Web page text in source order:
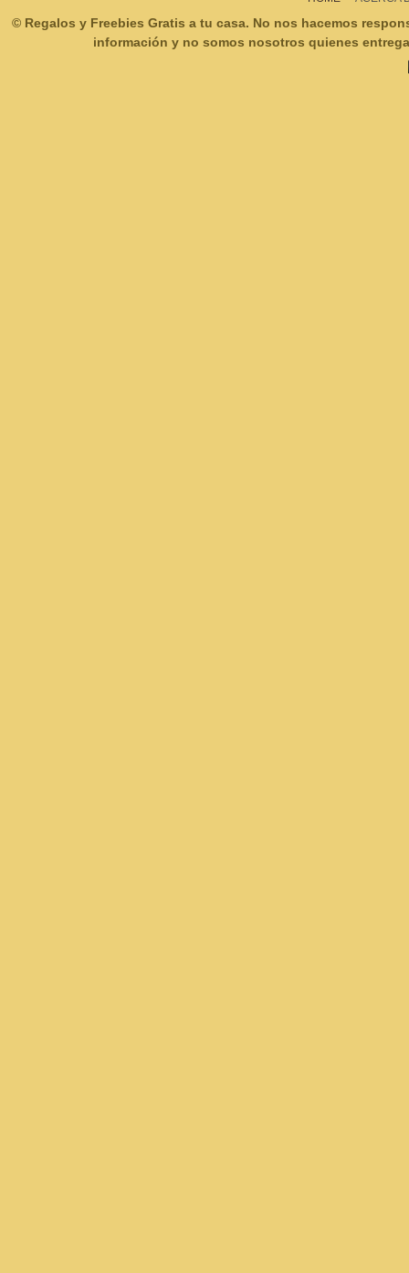
© Regalos y Freebies Gratis a tu casa. No nos hacemos
información y no somos nosotros quienes